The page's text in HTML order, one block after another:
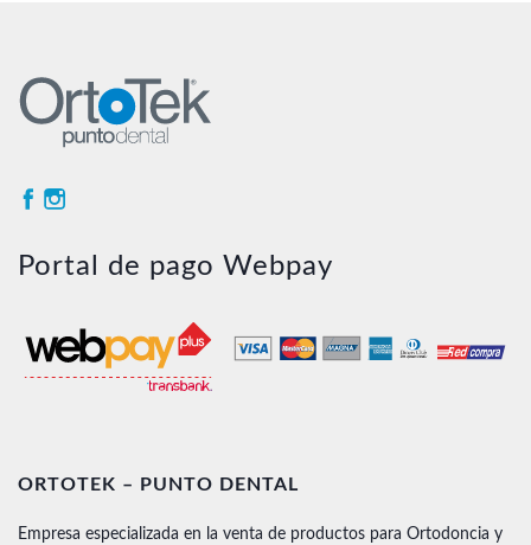
Portal de pago Webpay
ORTOTEK – PUNTO DENTAL
Empresa especializada en la venta de productos para Ortodoncia y